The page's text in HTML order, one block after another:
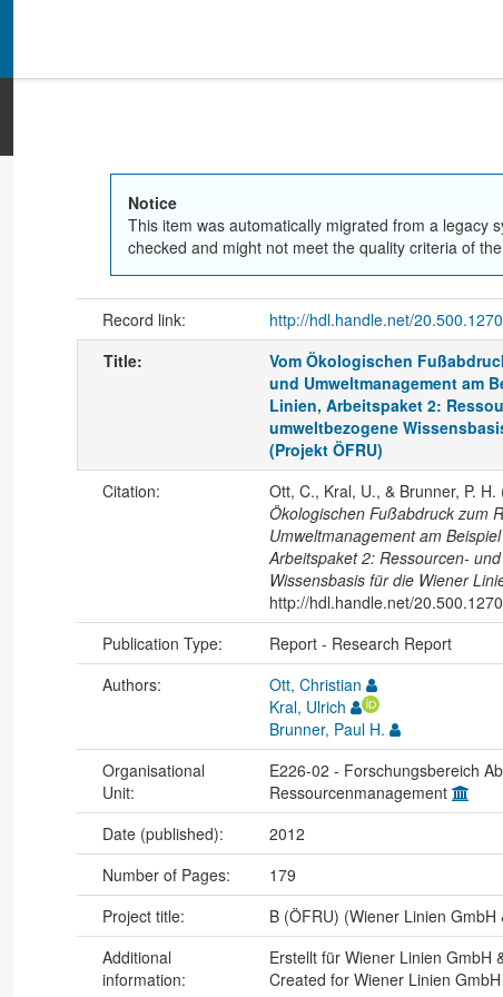
Notice
This item was automatically migrated from a legacy
checked and might not meet the quality criteria of
Record link: http://hdl.handle.net/
Title:
Vom Ökologischen
und Umweltmanagement am
Linien, Arbeitspaket 2:
umweltbezogene
(Projekt ÖFRU)
Citation: Ott, C., Kral, U., & Brunner, P. H.
Ökologischen Fußabdruck zum
Umweltmanagement am
Arbeitspaket 2: Ressourcen-
Wissensbasis für die Wiener
http://hdl.handle.net/
Publication Type: Report - Research Report
Authors:
Ott, Christian
Kral, Ulrich
Brunner, Paul H.
Organisational
Unit:
E226-02 - Forschungsbereich
Ressourcenmanagement
Date (published): 2012
Number of Pages:
179
Project title:
B (ÖFRU) (Wiener Linien GmbH
Additional
information:
Erstellt für Wiener Linien GmbH
Created for Wiener Linien GmbH